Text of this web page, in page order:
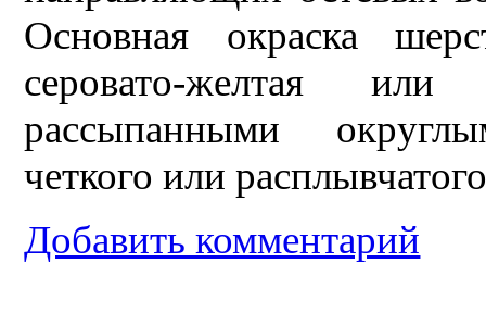
Основная окраска
серовато-желтая
рассыпанными
четкого или
Добавить комментарий